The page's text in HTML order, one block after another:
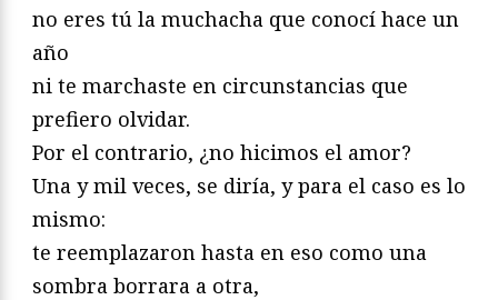
no eres tú la muchacha que conocí hace un
año
ni te marchaste en circunstancias que
prefiero olvidar.
Por el contrario, ¿no hicimos el amor?
Una y mil veces, se diría, y para el caso es lo
mismo:
te reemplazaron hasta en eso como una
sombra borrara a otra,